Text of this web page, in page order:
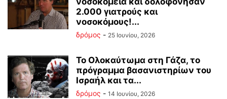
2.000 γιατρούς και
νοσοκόμους!...
δρόμος - 25 Ιουνίου, 2026
Το Ολοκαύτωμα στη Γάζα, το
πρόγραμμα βασανιστηρίων του
Ισραήλ και τα...
δρόμος - 14 Ιουνίου, 2026